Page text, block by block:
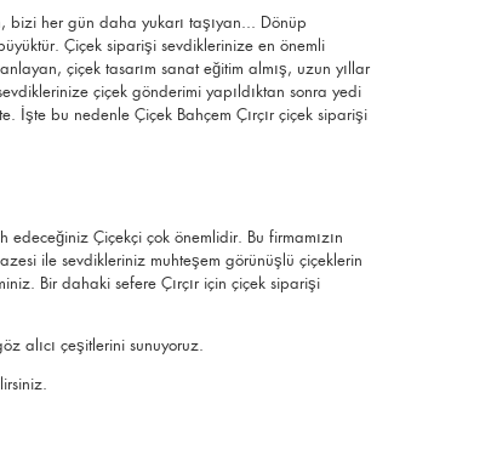
bizi her gün daha yukarı taşıyan... Dönüp
Çiçek siparişi sevdiklerinize en önemli
çiçek tasarım sanat eğitim almış, uzun yıllar
çiçek gönderimi yapıldıktan sonra yedi
İşte bu nedenle Çiçek Bahçem Çırçır çiçek siparişi
Çiçekçi çok önemlidir. Bu firmamızın
ile sevdikleriniz muhteşem görünüşlü çiçeklerin
Bir dahaki sefere Çırçır için çiçek siparişi
alıcı çeşitlerini sunuyoruz.